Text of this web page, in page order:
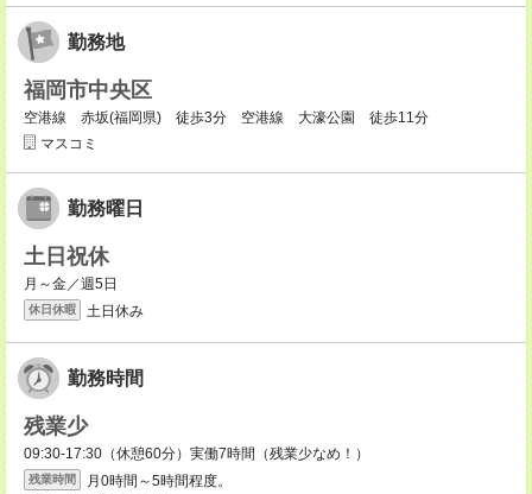
勤務地
福岡市中央区
空港線 赤坂(福岡県) 徒歩3分 空港線 大濠公園 徒歩11分
マスコミ
勤務曜日
土日祝休
月～金／週5日
休日休暇 土日休み
勤務時間
残業少
09:30-17:30（休憩60分）実働7時間（残業少なめ！）
残業時間
月0時間～5時間程度。